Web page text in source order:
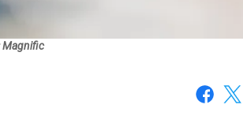
Magnific